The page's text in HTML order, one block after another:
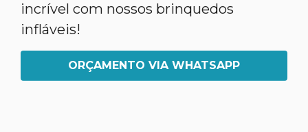
incrível com nossos brinquedos
infláveis!
ORÇAMENTO VIA WHATSAPP